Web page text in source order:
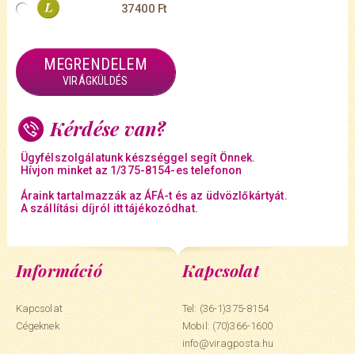
37400 Ft
MEGRENDELEM
VIRÁGKÜLDÉS
Kérdése van?
Ügyfélszolgálatunk készséggel segít Önnek.
Hívjon minket az 1/375-8154-es telefonon
Áraink tartalmazzák az ÁFÁ-t és az üdvözlőkártyát.
A szállítási díjról itt tájékozódhat.
Információ
Kapcsolat
Cégeknek
Kapcsolat
Tel: (36-1)375-8154
Mobil:(70)366-1600
info@viragposta.hu